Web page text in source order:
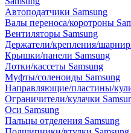
Автоподатчики Samsung
Валы переноса/коротроны
Вентиляторы Samsung
Держатели/крепления/
Крышки/панели Samsung
Лотки/кассеты Samsung
Муфты/соленоиды Samsung
Направляющие/пластины/
Ограничители/кулачки
Оси Samsung
Пальцы отделения Samsung